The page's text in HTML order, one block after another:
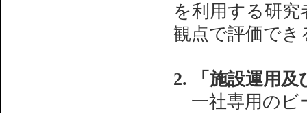
を利用する研
観点で評価でき
2. 「施設運用
一社専用のビ